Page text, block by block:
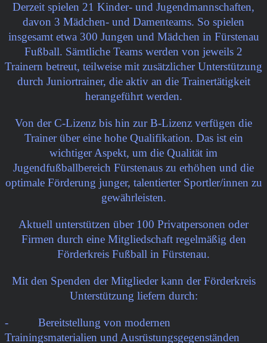
Derzeit spielen 21 Kinder- und Jugendmannschaften,
davon 3 Mädchen- und Damenteams. So spielen
insgesamt etwa 300 Jungen und Mädchen in Fürstenau
Fußball. Sämtliche Teams werden von jeweils 2
Trainern betreut, teilweise mit zusätzlicher Unterstützung
durch Juniortrainer, die aktiv an die Trainertätigkeit
herangeführt werden.
Von der C-Lizenz bis hin zur B-Lizenz verfügen die
Trainer über eine hohe Qualifikation. Das ist ein
wichtiger Aspekt, um die Qualität im
Jugendfußballbereich Fürstenaus zu erhöhen und die
optimale Förderung junger, talentierter Sportler/innen zu
gewährleisten.
Aktuell unterstützen über 100 Privatpersonen oder
Firmen durch eine Mitgliedschaft regelmäßig den
Förderkreis Fußball in Fürstenau.
Mit den Spenden der Mitglieder kann der Förderkreis
Unterstützung liefern durch:
-
Bereitstellung von modernen
Trainingsmaterialien und Ausrüstungsgegenständen